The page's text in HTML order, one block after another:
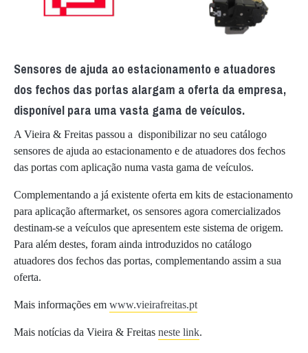
Sensores de ajuda ao estacionamento e atuadores
dos fechos das portas alargam a oferta da empresa,
disponível para uma vasta gama de veículos.
A Vieira & Freitas passou a disponibilizar no seu catálogo
sensores de ajuda ao estacionamento e de atuadores dos fechos
das portas com aplicação numa vasta gama de veículos.
Complementando a já existente oferta em kits de estacionamento
para aplicação aftermarket, os sensores agora comercializados
destinam-se a veículos que apresentem este sistema de origem.
Para além destes, foram ainda introduzidos no catálogo
atuadores dos fechos das portas, complementando assim a sua
oferta.
Mais informações em www.vieirafreitas.pt
Mais notícias da Vieira & Freitas neste link.